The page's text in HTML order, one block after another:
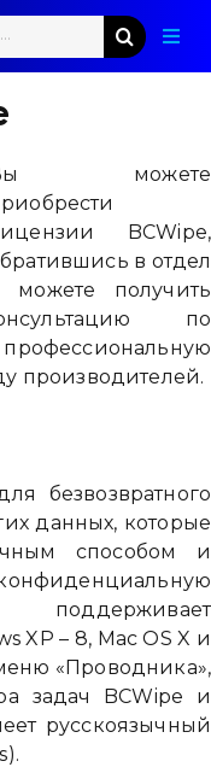
можете
BCWipe,
в отдел
получить
по
производителей.
безвозвратного
данных, которые
способом и
XP – 8, Mac OS X и
«Проводника»,
задач BCWipe и
русскоязычный